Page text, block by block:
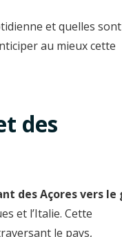
et quelles
au mieux cette
des
des Açores vers
et l’Italie. Cette
le pays,